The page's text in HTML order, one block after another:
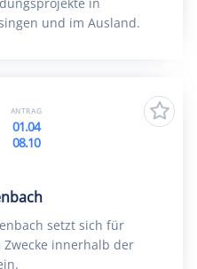
und im Ausland.
setzt sich für
innerhalb der
ANTRAG
01.04
08.10